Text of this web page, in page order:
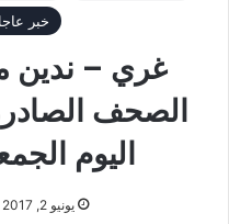
خبر
غري – ندين
الصحف
اليوم الجمعة 2 ايار
يونيو 2, 2017